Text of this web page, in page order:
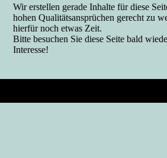
Wir erstellen gerade Inhalte für diese
hohen Qualitätsansprüchen gerecht zu
hierfür noch etwas Zeit.
Bitte besuchen Sie diese Seite bald
Interesse!